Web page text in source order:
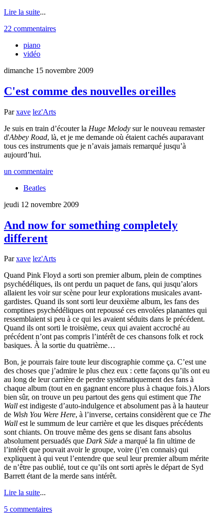
Lire la suite...
22 commentaires
piano
vidéo
dimanche 15 novembre 2009
C'est comme des nouvelles oreilles
Parxave lez'Arts
Je suis en train d’écouter la Huge Melody sur le nouveau remaster
d'Abbey Road, là, et je me demande où étaient cachés auparavant
tous ces instruments que je n’avais jamais remarqué jusqu’à
aujourd’hui.
un commentaire
Beatles
jeudi 12 novembre 2009
And now for something completely
different
Parxave lez'Arts
Quand Pink Floyd a sorti son premier album, plein de comptines
psychédéliques, ils ont perdu un paquet de fans, qui jusqu’alors
allaient les voir sur scène pour leur explorations musicales avant-
gardistes. Quand ils sont sorti leur deuxième album, les fans des
comptines psychédéliques ont repoussé ces envolées planantes qui
ressemblaient si peu à ce qui les avaient séduits dans le précédent.
Quand ils ont sorti le troisième, ceux qui avaient accroché au
précédent n’ont pas compris l’intérêt de ces chansons folk et rock
basiques. À la sortie du quatrième…
Bon, je pourrais faire toute leur discographie comme ça. C’est une
des choses que j’admire le plus chez eux : cette façons qu’ils ont eu
au long de leur carrière de perdre systématiquement des fans à
chaque album (tout en en gagnant encore plus à chaque fois.) Alors
bien sûr, on trouve un peu partout des gens qui estiment que The
Wall est indigeste d’auto-indulgence et absolument pas à la hauteur
de Wish You Were Here, à l’inverse, certains considèrent que ce The
Wall est le summum de leur carrière et que les disques précédents
sont chiants. On trouve même des gens se disant fans absolus
absolument persuadés que Dark Side a marqué la fin ultime de
l’intérêt que pouvait avoir le groupe, voire (j’en connais) qui
expliquent à qui veut l’entendre que seul leur premier album mérite
de n’être pas oublié, tout ce qu’ils ont sorti après le départ de Syd
Barrett étant de la merde sans intérêt.
Lire la suite...
5 commentaires